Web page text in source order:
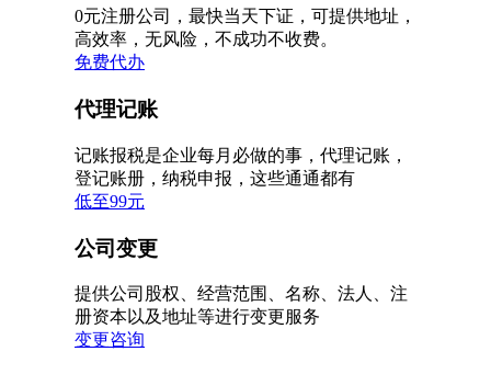
0元注册公司，最快当天下证，可提供地址，
高效率，无风险，不成功不收费。
免费代办
代理记账
记账报税是企业每月必做的事，代理记账，
登记账册，纳税申报，这些通通都有
低至99元
公司变更
提供公司股权、经营范围、名称、法人、注
册资本以及地址等进行变更服务
变更咨询